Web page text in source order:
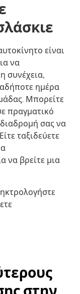
είναι
να
συνέχεια,
ημέρα
Μπορείτε
πραγματικό
σας να
ταξιδεύετε
να βρείτε μια